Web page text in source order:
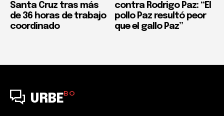
Santa Cruz tras más
de 36 horas de trabajo
coordinado
contra Rodrigo Paz: “El
pollo Paz resultó peor
que el gallo Paz”
URBEBO